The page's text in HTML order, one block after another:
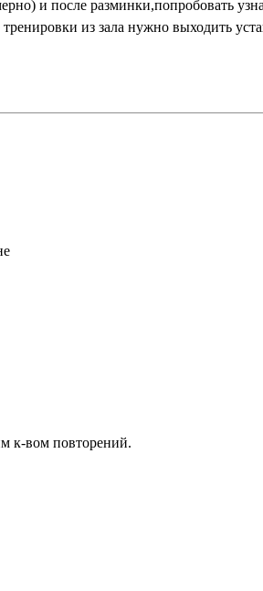
и после разминки,попробовать
из зала нужно выходить
к-вом повторений.